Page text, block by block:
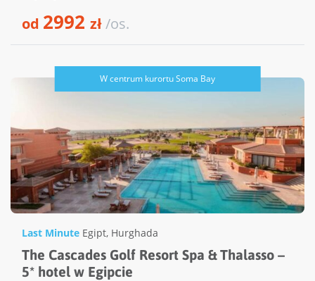
od 2992 zł/os.
W centrum kurortu Soma Bay
Last Minute Egipt, Hurghada
The Cascades Golf Resort Spa & Thalasso –
5* hotel w Egipcie